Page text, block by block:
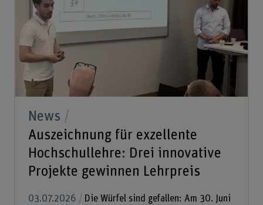
News
Auszeichnung für exzellente
Hochschullehre: Drei innovative
Projekte gewinnen Lehrpreis
03.07.2026
Die Würfel sind gefallen: Am 30. Juni